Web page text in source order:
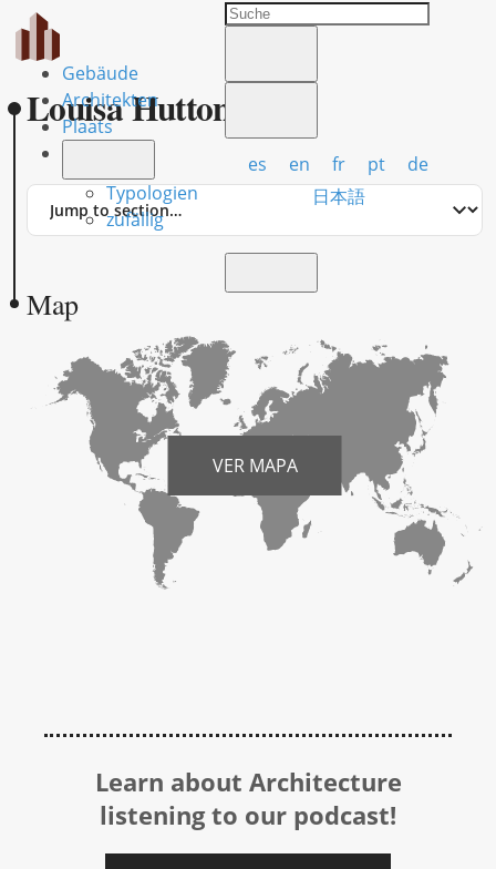
Gebäude
Architekten
Plaats
Typologien
zufällig
es en fr pt
de
日本語
Louisa Hutton
Jump
Map
VER MAPA
Learn about Architecture
listening to our podcast!